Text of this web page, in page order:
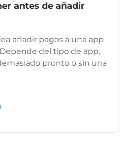
antes de añadir
añadir pagos a una app
del tipo de app,
pronto o sin una